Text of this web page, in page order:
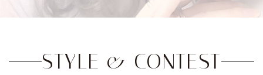
STYLE & CONTEST